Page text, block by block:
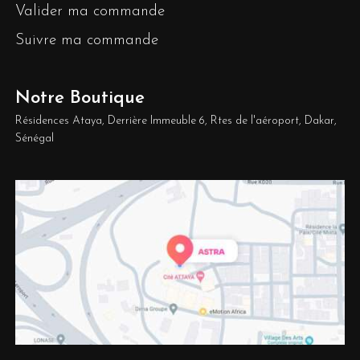
Valider ma commande
Suivre ma commande
Notre Boutique
Résidences Ataya, Derrière Immeuble 6, Rtes de l'aéroport, Dakar,
Sénégal